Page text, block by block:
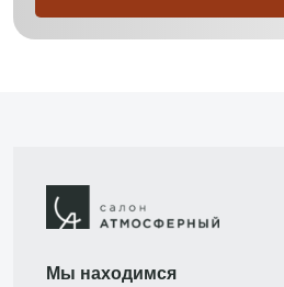
Мы находимся